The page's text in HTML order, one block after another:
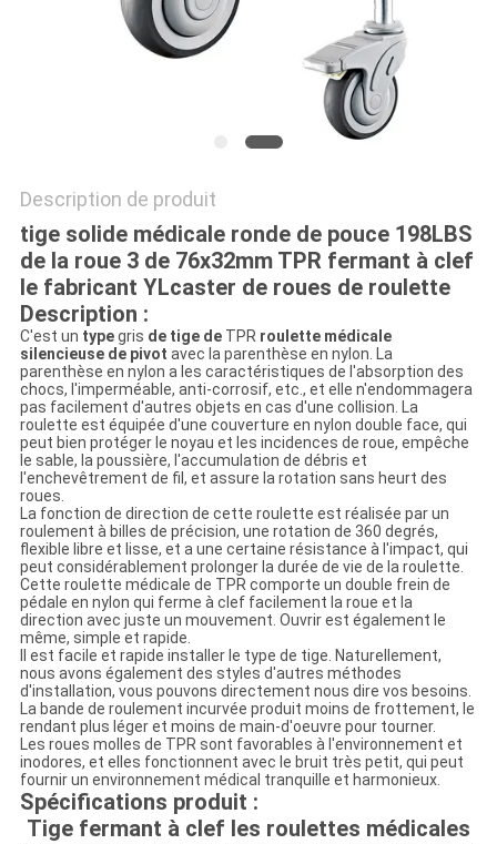
Description de produit
tige solide médicale ronde de pouce 198LBS
de la roue 3 de 76x32mm TPR fermant à clef
le fabricant YLcaster de roues de roulette
Description :
C'est un typegris de tige deTPR roulette médicale
silencieuse de pivot avec la parenthèse en nylon. La
parenthèse en nylon a les caractéristiques de l'absorption des
chocs, l'imperméable, anti-corrosif, etc., et elle n'endommagera
pas facilement d'autres objets en cas d'une collision. La
roulette est équipée d'une couverture en nylon double face, qui
peut bien protéger le noyau et les incidences de roue, empêche
le sable, la poussière, l'accumulation de débris et
l'enchevêtrement de fil, et assure la rotation sans heurt des
roues.
La fonction de direction de cette roulette est réalisée par un
roulement à billes de précision, une rotation de 360 degrés,
flexible libre et lisse, et a une certaine résistance à l'impact, qui
peut considérablement prolonger la durée de vie de la roulette.
Cette roulette médicale de TPR comporte un double frein de
pédale en nylon qui ferme à clef facilement la roue et la
direction avec juste un mouvement. Ouvrir est également le
même, simple et rapide.
Il est facile et rapide installer le type de tige. Naturellement,
nous avons également des styles d'autres méthodes
d'installation, vous pouvons directement nous dire vos besoins.
La bande de roulement incurvée produit moins de frottement, le
rendant plus léger et moins de main-d'oeuvre pour tourner.
Les roues molles de TPR sont favorables à l'environnement et
inodores, et elles fonctionnent avec le bruit très petit, qui peut
fournir un environnement médical tranquille et harmonieux.
Spécifications produit :
Tige fermant à clef les roulettes médicales